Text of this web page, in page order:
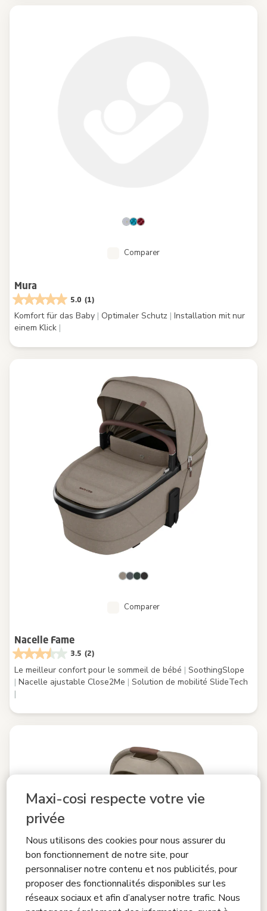
Maxi-cosi respecte votre vie
privée
Nous utilisons des cookies pour nous assurer du
bon fonctionnement de notre site, pour
personnaliser notre contenu et nos publicités, pour
proposer des fonctionnalités disponibles sur les
réseaux sociaux et afin d’analyser notre trafic. Nous
Comparer
Mura
5.0 (1)
Komfort für das Baby | Optimaler Schutz | Installation mit nur
einem Klick |
Comparer
Nacelle Fame
3.5 (2)
Le meilleur confort pour le sommeil de bébé | SoothingSlope
| Nacelle ajustable Close2Me | Solution de mobilité SlideTech
|